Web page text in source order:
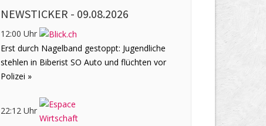
NEWSTICKER - 09.08.2026
12:00 Uhr
Erst durch Nagelband gestoppt: Jugendliche
stehlen in Biberist SO Auto und flüchten vor
Polizei »
22:12 Uhr